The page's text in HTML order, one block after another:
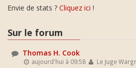
Envie de stats ? Cliquez ici !
Sur le forum
Thomas H. Cook
aujourd'hui à 09:58 Le Juge